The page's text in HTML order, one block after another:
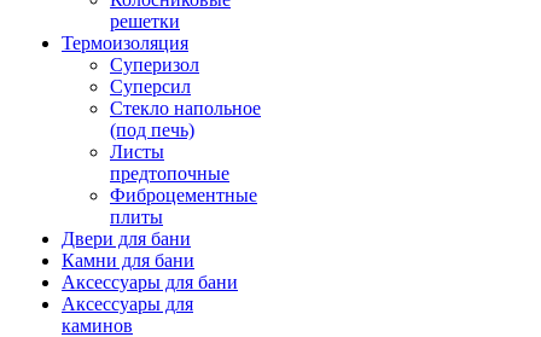
решетки
Термоизоляция
Суперизол
Суперсил
Стекло напольное
(под печь)
Листы
предтопочные
Фиброцементные
плиты
Двери для бани
Камни для бани
Аксессуары для бани
Аксессуары для
каминов